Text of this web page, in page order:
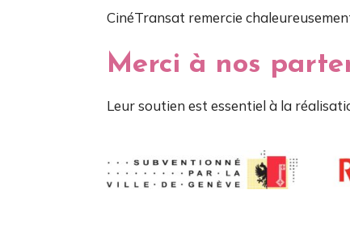
CinéTransat remercie
Merci à nos
Leur soutien est essentiel à la